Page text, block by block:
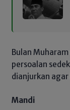
Bulan
persoalan
dianjurkan
Mandi